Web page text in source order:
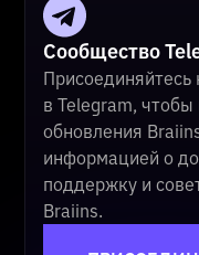
Сообщество
в Telegram, чтобы
обновления
информацией о
поддержку и
Braiins.